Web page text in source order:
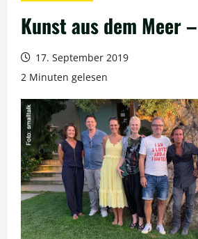
Kunst aus dem Meer
17. September 2019
2 Minuten gelesen